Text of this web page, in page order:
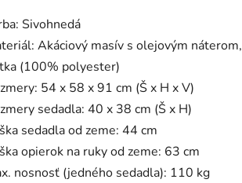
Sivohnedá
Akáciový masív s olejovým náterom,
(100% polyester)
54 x 58 x 91 cm (Š x H x V)
sedadla: 40 x 38 cm (Š x H)
sedadla od zeme: 44 cm
opierok na ruky od zeme: 63 cm
nosnosť (jedného sedadla): 110 kg